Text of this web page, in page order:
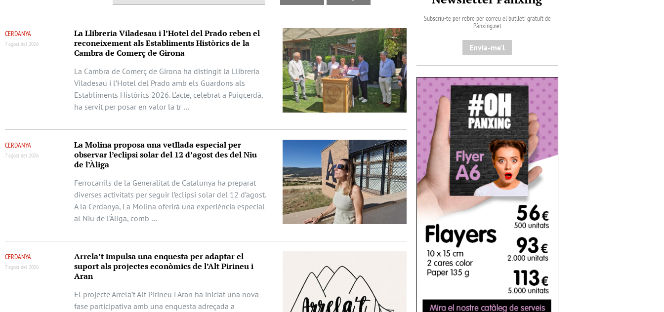
CERDANYA
7 agost del 2026
La Llibreria Viladesau i l’Hotel del Prado reben el
reconeixement als Establiments Històrics de la
Cambra de Comerç de Girona
La Cambra de Comerç de Girona ha distingit la Llibreria
Viladesau i l’Hotel del Prado amb els Guardons als
Establiments Històrics 2026. L’acte, celebrat a Puigcerdà,
ha servit per posar en valor la tr …
CERDANYA
7 agost del 2026
La Molina proposa una vetllada especial per
observar l’eclipsi solar del 12 d’agost des del Niu
de l’Àliga
Ferrocarrils de la Generalitat de Catalunya ha preparat
diverses activitats per seguir l’eclipsi solar del 12 d’agost.
A la Cerdanya, La Molina oferirà una experiència especial
al Niu de l’Àliga, comb …
CERDANYA
7 agost del 2026
Arrela’t impulsa una enquesta per adaptar el
suport als projectes econòmics de l’Alt Pirineu i
Aran
El projecte Arrela’t Alt Pirineu i Aran ha iniciat una nova
fase participativa amb una enquesta adreçada a
Subscriu-te per rebre per correu el butlletí gratuït de
Pànxing.net​
Envia-me'l